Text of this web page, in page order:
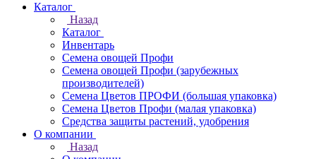
Каталог
Назад
Каталог
Инвентарь
Семена овощей Профи
Семена овощей Профи (зарубежных
производителей)
Семена Цветов ПРОФИ (большая упаковка)
Семена Цветов Профи (малая упаковка)
Средства защиты растений, удобрения
О компании
Назад